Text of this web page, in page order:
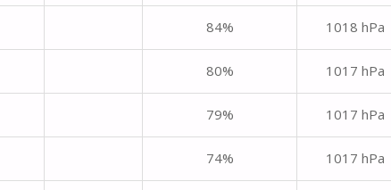
84% 1018 hPa
80% 1017 hPa
79% 1017 hPa
74% 1017 hPa